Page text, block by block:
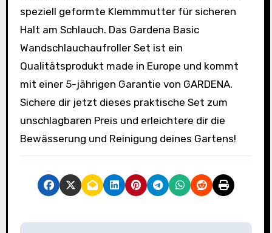
speziell geformte Klemmmutter für sicheren
Halt am Schlauch. Das Gardena Basic
Wandschlauchaufroller Set ist ein
Qualitätsprodukt made in Europe und kommt
mit einer 5-jährigen Garantie von GARDENA.
Sichere dir jetzt dieses praktische Set zum
unschlagbaren Preis und erleichtere dir die
Bewässerung und Reinigung deines Gartens!